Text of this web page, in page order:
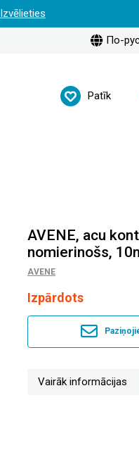
Izvēlieties
По-
Patīk
AVENE, acu
nomierinošs,
AVENE
Izpārdots
Vairāk informācijas